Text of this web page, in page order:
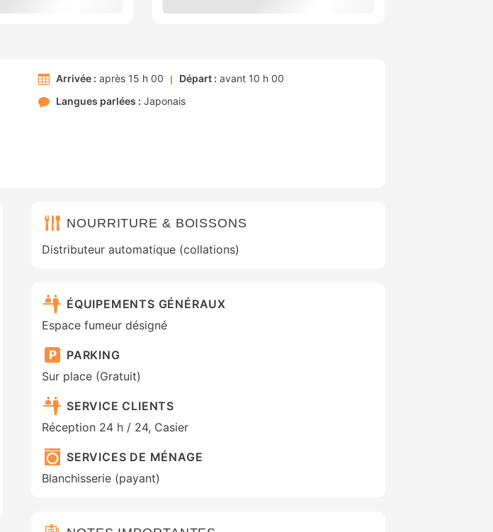
Arrivée : après 15 h 00 Départ : avant 10 h 00
Langues parlées : Japonais
NOURRITURE & BOISSONS
Distributeur automatique (collations)
ÉQUIPEMENTS GÉNÉRAUX
Espace fumeur désigné
PARKING
Sur place (Gratuit)
SERVICE CLIENTS
Réception 24 h / 24, Casier
SERVICES DE MÉNAGE
Blanchisserie (payant)